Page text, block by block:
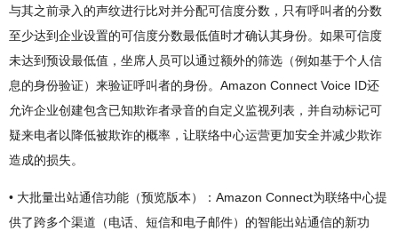
与其之前录入的声纹进行比对并分配可信度分数，只有呼叫者的分数
至少达到企业设置的可信度分数最低值时才确认其身份。如果可信度
未达到预设最低值，坐席人员可以通过额外的筛选（例如基于个人信
息的身份验证）来验证呼叫者的身份。Amazon Connect Voice ID还
允许企业创建包含已知欺诈者录音的自定义监视列表，并自动标记可
疑来电者以降低被欺诈的概率，让联络中心运营更加安全并减少欺诈
造成的损失。
• 大批量出站通信功能（预览版本）：Amazon Connect为联络中心提
供了跨多个渠道（电话、短信和电子邮件）的智能出站通信的新功